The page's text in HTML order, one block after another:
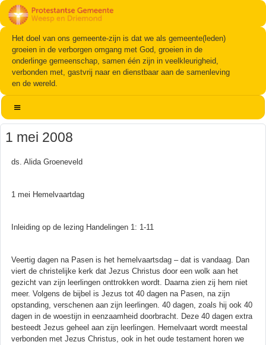
Het doel van ons gemeente-zijn is dat we als gemeente(leden)
groeien in de verborgen omgang met God, groeien in de
onderlinge gemeenschap, samen één zijn in veelkleurigheid,
verbonden met, gastvrij naar en dienstbaar aan de samenleving
en de wereld.
1 mei 2008
ds. Alida Groeneveld
1 mei Hemelvaartdag
Inleiding op de lezing Handelingen 1: 1-11
Veertig dagen na Pasen is het hemelvaartsdag – dat is vandaag. Dan
viert de christelijke kerk dat Jezus Christus door een wolk aan het
gezicht van zijn leerlingen onttrokken wordt. Daarna zien zij hem niet
meer. Volgens de bijbel is Jezus tot 40 dagen na Pasen, na zijn
opstanding, verschenen aan zijn leerlingen. 40 dagen, zoals hij ook 40
dagen in de woestijn in eenzaamheid doorbracht. Deze 40 dagen extra
besteedt Jezus geheel aan zijn leerlingen. Hemelvaart wordt meestal
verbonden met Jezus Christus, ook in het oude testament horen we